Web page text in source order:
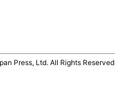
Press, Ltd. All Rights Reserved